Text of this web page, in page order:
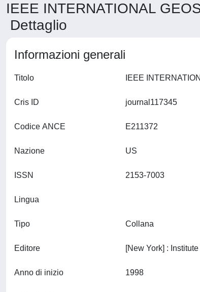
IEEE INTERNATIONAL
Dettaglio
Informazioni generali
Titolo
Cris ID
Codice ANCE
Nazione
ISSN
Lingua
Tipo Collana
Editore
Anno di inizio